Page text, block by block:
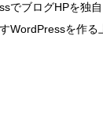
でブログHPを独自
WordPressを作る